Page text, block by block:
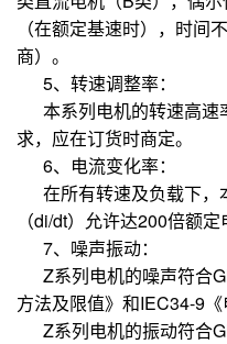
（在额定基速时），时间
商）。
5、转速调整率：
本系列电机的转速高速
求，应在订货时商定。
6、电流变化率：
在所有转速及负载下，
（di/dt）允许达200倍额定
7、噪声振动：
Z系列电机的噪声符合
方法及限值》和IEC34-9
Z系列电机的振动符合